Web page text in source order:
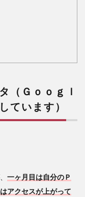
（Ｇｏｏｇｌ
ています）
一ヶ月目は自分のＰ
アクセスが上がって